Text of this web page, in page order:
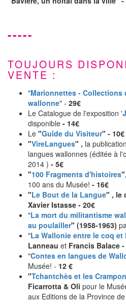
-----
TOUJOURS
VENTE :
"Marionnettes - Collections
wallonne" - 29€
Le Catalogue de l'exposition '
disponible - 14€
Le "Guide du Visiteur" - 10€
"VireLangues" , la
langues wallonnes (éditée à
2014 ) - 5€
"100 Fragments d'histoires",
100 ans du Musée! - 16€
"Le Bout de la Langue" , le
Xavier Istasse - 20€
"La mort du militantisme
au poulailler" (1958-1963)
"La Wallonie entre le coq et
Lanneau et Francis Balace -
"Contes en langues de
Musée! - 12 €
"Tchantchès et les
Ficarrotta & Oli pour le
aux Editions de la Province